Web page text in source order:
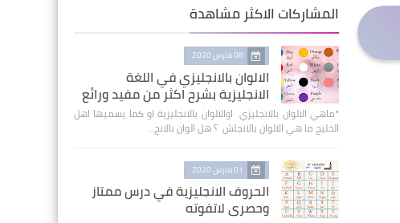
المشاركات الاكثر مشاهدة
08 مارس 2020
الالوان بالانجليزي في اللغة
الانجليزية بشرح اكثر من مفيد ورائع
*ماهي الالوان بالانجليزي اوالالوان بالانجليزية او كما يسميها اهل
الخليج ما هي الالوان بالانجلش ؟ هل الوان بالانج…
01 مارس 2020
الحروف الانجليزية في درس ممتاز
وحصري لاتفوته